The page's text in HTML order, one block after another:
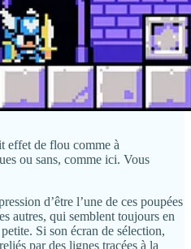
effet de flou comme à
ou sans, comme ici. Vous
d’être l’une de ces poupées
autres, qui semblent toujours en
Si son écran de sélection,
par des lignes tracées à la